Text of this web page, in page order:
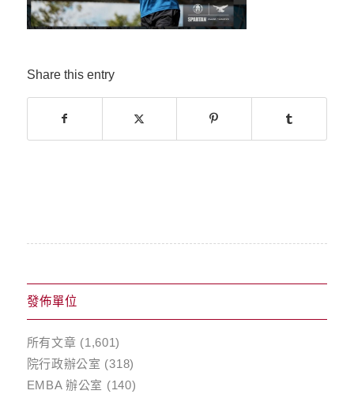
Share this entry
發佈單位
所有文章 (1,601)
院行政辦公室 (318)
EMBA 辦公室 (140)